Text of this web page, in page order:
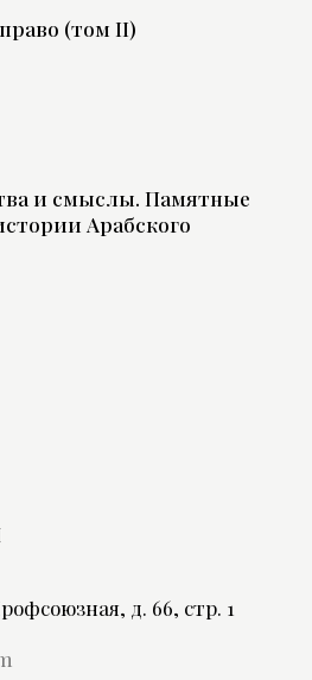
(том II)
и смыслы. Памятные
Арабского
д. 66, стр. 1